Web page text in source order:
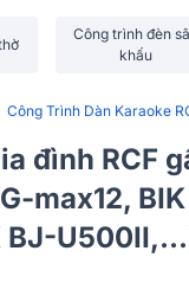
Công trình đèn
khấu
Công Trình Dàn Karaoke
đình RCF
max12,
BJ-